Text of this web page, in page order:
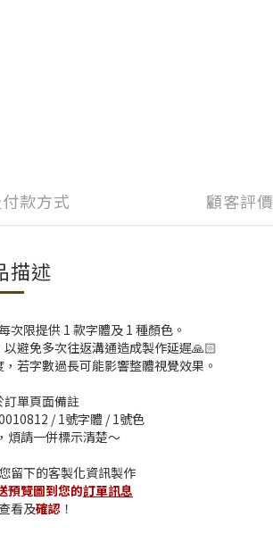
款方式 顧客評價
描述
次限提供 1 款字體及 1 種顏色。
避免多次往返溝通造成製作延遲🙏🏻
若字數過長可能影響整體視覺效果。
訂單頁面備註
/ 1號字體 / 1號色
煩請一併標示清楚～
留下的客製化資訊製作
預覽圖到您的訂單訊息
看及確認 ！